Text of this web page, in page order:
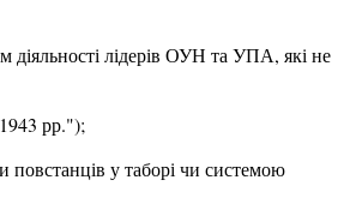
діяльності лідерів ОУН та УПА, які не
рр.");
повстанців у таборі чи системою